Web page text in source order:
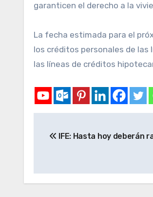
garanticen el derecho a la
La fecha estimada para el
los créditos personales de las
las líneas de créditos
IFE: Hasta hoy deberán